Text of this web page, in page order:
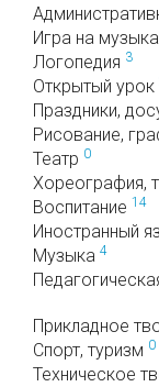
Игра на
Логопедия 3
Открытый урок
Праздники,
Рисование,
Театр 0
Хореография,
Воспитание 14
Иностранный
Музыка 4
Прикладное
Спорт, туризм 0
Техническое